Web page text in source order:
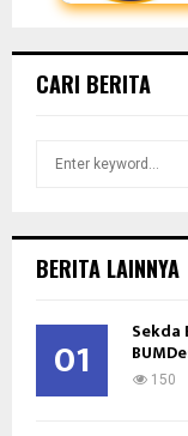
CARI BERITA
h
o
BERITA LAINNYA
01 Sekda
150